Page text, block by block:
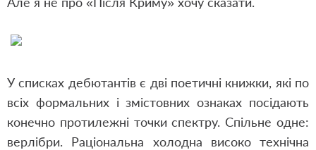
У списках дебютантів є дві поетичні книжки, які по
всіх формальних і змістовних ознаках посідають
конечно протилежні точки спектру. Спільне одне:
верлібри. Раціональна холодна високо технічна